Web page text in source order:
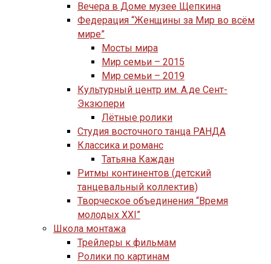
Вечера в Доме музее Щепкина
Федерация “Женщины за Мир во всём
мире”
Мосты мира
Мир семьи – 2015
Мир семьи – 2019
Культурный центр им. А.де Сент-
Экзюпери
Лётные ролики
Студия восточного танца РАНДА
Классика и романс
Татьяна Каждан
Ритмы континентов (детский
танцевальный коллектив)
Творческое объединения “Время
молодых XXI”
Школа монтажа
Трейлеры к фильмам
Ролики по картинам